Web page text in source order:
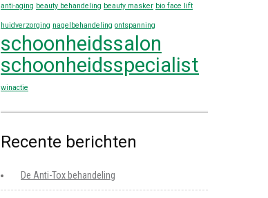
anti-aging beauty behandeling beauty masker bio face lift
huidverzorging nagelbehandeling ontspanning
schoonheidssalon
schoonheidsspecialist
winactie
Recente berichten
De Anti-Tox behandeling